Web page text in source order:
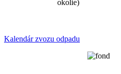
okolie)
Kalendár zvozu odpadu